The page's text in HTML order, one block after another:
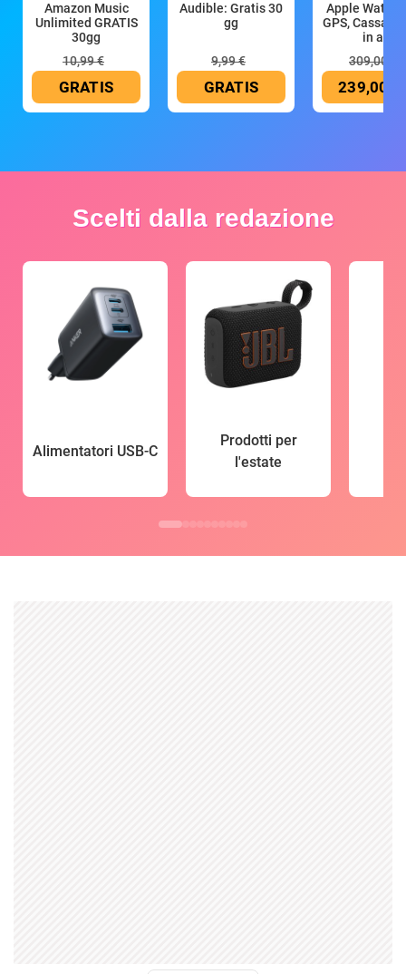
Amazon Music
Unlimited GRATIS
30gg
10,99 €
GRATIS
Audible: Gratis 30
gg
9,99 €
GRATIS
Apple Watch
GPS, Cassa
in all
309,00 €
239,00 €
Scelti dalla redazione
Alimentatori USB-C
Prodotti per
l'estate